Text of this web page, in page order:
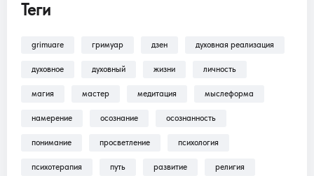
В разделеПомощь >Как оформить
подписку?!— находится пошаговая инструкция
Трансляции, Аудиокниги .
Теги
grimuare гримуар дзен духовная реализация
духовное духовный жизни личность
магия мастер медитация мыслеформа
намерение осознание осознанность
понимание просветление психология
психотерапия путь развитие религия